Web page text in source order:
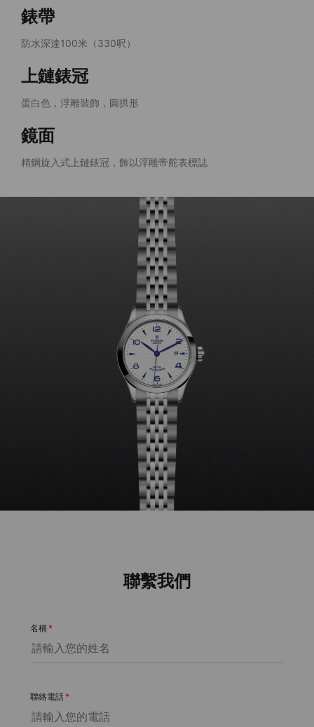
錶帶
防水深達100米（330呎）
上鏈錶冠
蛋白色，浮雕裝飾，圓拱形
鏡面
精鋼旋入式上鏈錶冠，飾以浮雕帝舵表標誌
聯繫我們
名稱 *
聯絡電話 *